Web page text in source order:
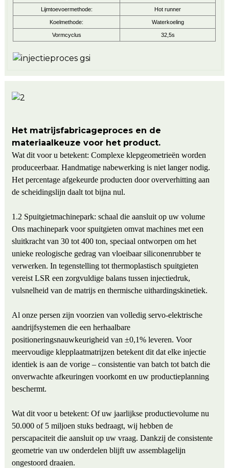
Lijmtoevoermethode: Hot runner
Koelmethode: Waterkoeling
Vormcyclus 32,5s
Het matrijsfabricageproces en de
materiaalkeuze voor het product.
Wat dit voor u betekent: Complexe klepgeometrieën worden
produceerbaar. Handmatige nabewerking is niet langer nodig.
Het percentage afgekeurde producten door oververhitting aan
de scheidingslijn daalt tot bijna nul.
1.2 Spuitgietmachinepark: schaal die aansluit op uw volume
Ons machinepark voor spuitgieten omvat machines met een
sluitkracht van 30 tot 400 ton, speciaal ontworpen om het
unieke reologische gedrag van vloeibaar siliconenrubber te
verwerken. In tegenstelling tot thermoplastisch spuitgieten
vereist LSR een zorgvuldige balans tussen injectiedruk,
vulsnelheid van de matrijs en thermische uithardingskinetiek.
Al onze persen zijn voorzien van volledig servo-elektrische
aandrijfsystemen die een herhaalbare
positioneringsnauwkeurigheid van ±0,1% leveren. Voor
meervoudige klepplaatmatrijzen betekent dit dat elke injectie
identiek is aan de vorige – consistentie van batch tot batch die
onverwachte afkeuringen voorkomt en uw productieplanning
beschermt.
Wat dit voor u betekent: Of uw jaarlijkse productievolume nu
50.000 of 5 miljoen stuks bedraagt, wij hebben de
perscapaciteit die aansluit op uw vraag. Dankzij de consistente
geometrie van uw onderdelen blijft uw assemblagelijn
ongestoord draaien.